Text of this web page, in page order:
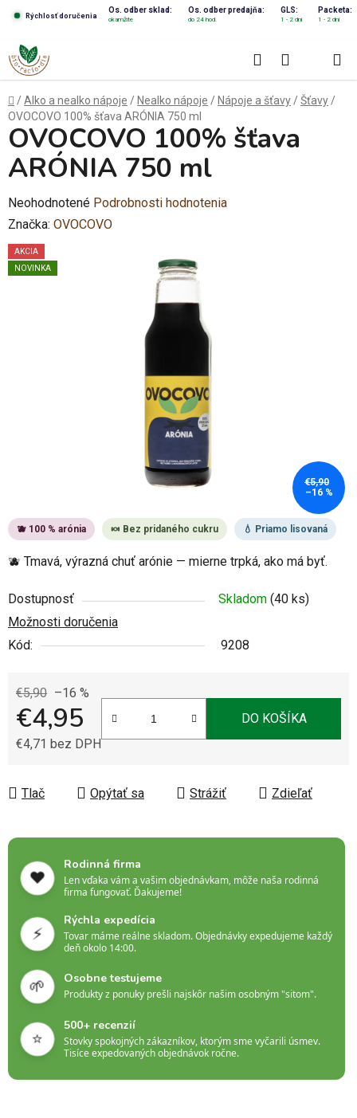
obsah
Rýchlosť doručenia
Os. odber sklad: Os. odber predajňa: GLS: Packeta:
okamžite do 24 hod. 1 - 2 dni 1 - 2 dni
Hľadať
KOŠÍK
Domov
/Alko a nealko nápoje / Nealko nápoje / Nápoje a šťavy /Šťavy /
OVOCOVO 100% šťava ARÓNIA 750 ml
🫐 100 % arónia 🍬 Bez pridaného cukru 💧 Priamo lisovaná
🫐 Tmavá, výrazná chuť arónie — mierne trpká, ako má byť.
Dostupnosť Skladom (40 ks)
Možnosti doručenia
Kód:
9208
€5,90 –16 %
€4,95
€4,71 bez DPH
DO KOŠÍKA
Tlač Opýtať sa Strážiť Zdieľať
OVOCOVO 100% šťava
ARÓNIA 750 ml
Priemerné
hodnotenie
produktu
je
Neohodnotené Podrobnosti hodnotenia
Značka: OVOCOVO
AKCIA
NOVINKA
€5,90
–16 %
❤️
Rodinná firma
Len vďaka vám a vašim objednávkam, môže naša rodinná
firma fungovať. Ďakujeme!
⚡
Rýchla expedícia
Tovar máme reálne skladom. Objednávky expedujeme každý
deň okolo 14:00.
🌱 Osobne testujeme
Produkty z ponuky prešli najskôr našim osobným "sitom".
⭐
500+ recenzií
Stovky spokojných zákazníkov, ktorým sme vyčarili úsmev.
Tisíce expedovaných objednávok ročne.